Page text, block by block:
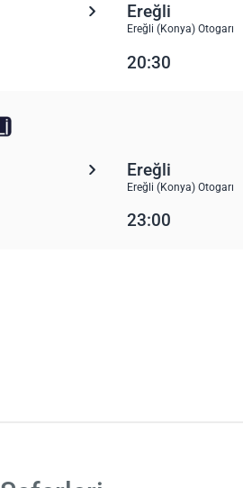
Ereğli
Ereğli (Konya) Otogarı
20:30
Ereğli
Ereğli (Konya) Otogarı
23:00